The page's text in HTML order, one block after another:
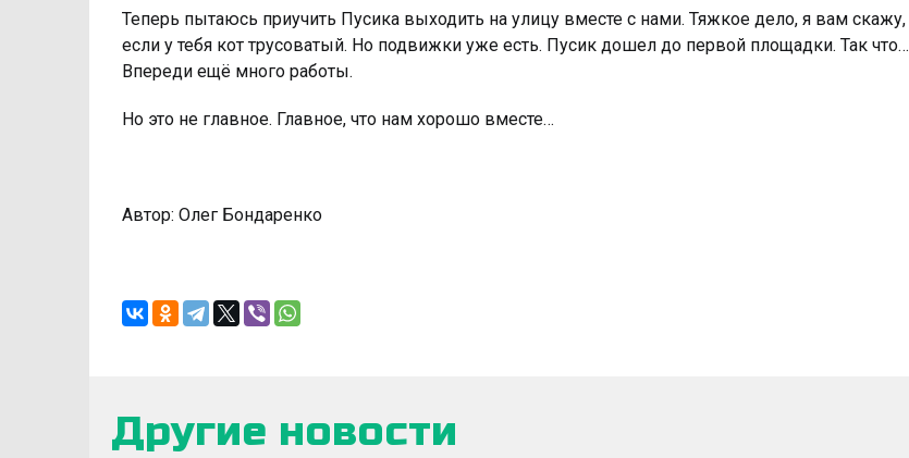
Теперь пытаюсь приучить Пусика выходить на улицу вместе с нами. Тяжкое дело, я вам скажу,
если у тебя кот трусоватый. Но подвижки уже есть. Пусик дошел до первой площадки. Так что…
Впереди ещё много работы.
Но это не главное. Главное, что нам хорошо вместе…
Автор: Олег Бондаренко
Другие новости